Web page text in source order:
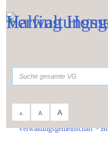
A A A
Verwaltungsgemeinschaft>